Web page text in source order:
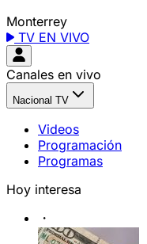
Monterrey
TV EN VIVO
Canales en vivo
Nacional TV
Videos
Programación
Programas
Hoy interesa